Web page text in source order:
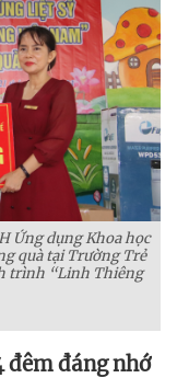
Ứng dụng Khoa học
quà tại Trường Trẻ
trình “Linh Thiêng
đêm đáng nhớ